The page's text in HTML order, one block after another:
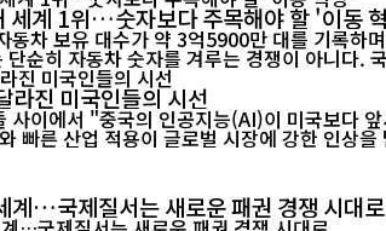
세계 1위…숫자보다 주목해야 할 '이동
차 보유 대수가 약 3억5900만 대를 기록하
순히 자동차 숫자를 겨루는 경쟁이 아니다.
진 미국인들의 시선
이에서 "중국의 인공지능(AI)이 미국보다
빠른 산업 적용이 글로벌 시장에 강한 인상
계…국제질서는 새로운 패권 경쟁 시대로